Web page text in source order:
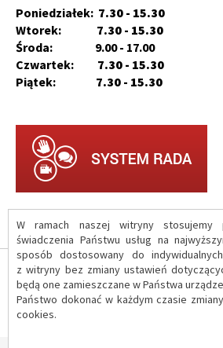
W ramach naszej witryny
świadczenia Państwu usług na
sposób dostosowany do
z witryny bez zmiany ustawień
będą one zamieszczane w Państwa
Państwo dokonać w każdym czasie
cookies.
Poniedziałek: 7.30 - 15.30
Wtorek: 7.30 - 15.30
Środa: 9.00 - 17.00
Czwartek: 7.30 - 15.30
Piątek: 7.30 - 15.30
O serwisie
Polityka prywatności